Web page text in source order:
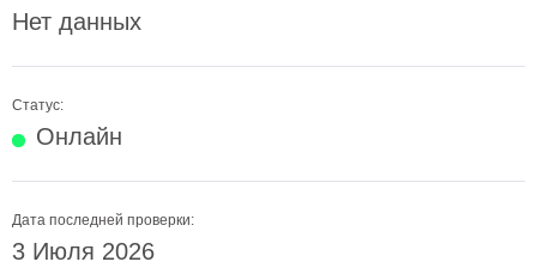
Нет данных
Статус:
Онлайн
Дата последней проверки:
3 Июля 2026